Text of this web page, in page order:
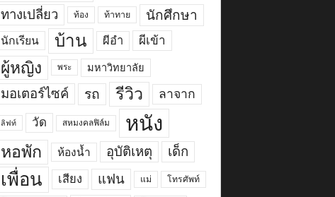
ทางเปลี่ยว
ท้อง ท้าทาย นักศึกษา
นักเรียน บ้าน ผีอำ ผีเข้า
ผู้หญิง พระ มหาวิทยาลัย
มอเตอร์ไซค์ รถ รีวิว ลาจาก
ลิฟท์ วัด สหมงคลฟิล์ม หนัง
หอพัก ห้องน้ำ อุบัติเหตุ เด็ก
เพื่อน เสียง แฟน แม่ โทรศัพท์